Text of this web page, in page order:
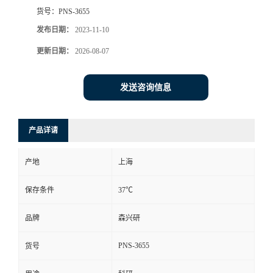
货号： PNS-3655
发布日期： 2023-11-10
更新日期： 2026-08-07
发送咨询信息
产品详请
产地 上海
保存条件 37℃
品牌 森兴研
货号 PNS-3655